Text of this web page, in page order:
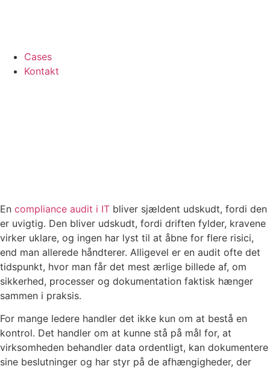
Cases
Kontakt
En compliance audit i IT bliver sjældent udskudt, fordi den
er uvigtig. Den bliver udskudt, fordi driften fylder, kravene
virker uklare, og ingen har lyst til at åbne for flere risici,
end man allerede håndterer. Alligevel er en audit ofte det
tidspunkt, hvor man får det mest ærlige billede af, om
sikkerhed, processer og dokumentation faktisk hænger
sammen i praksis.
For mange ledere handler det ikke kun om at bestå en
kontrol. Det handler om at kunne stå på mål for, at
virksomheden behandler data ordentligt, kan dokumentere
sine beslutninger og har styr på de afhængigheder, der